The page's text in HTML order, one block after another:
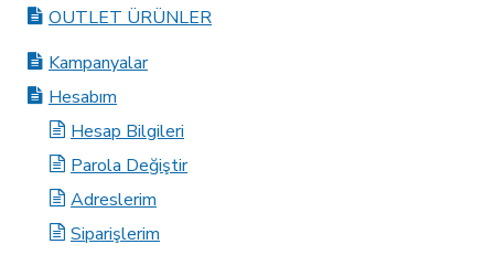
OUTLET ÜRÜNLER
Kampanyalar
Hesabım
Hesap Bilgileri
Parola Değiştir
Adreslerim
Siparişlerim